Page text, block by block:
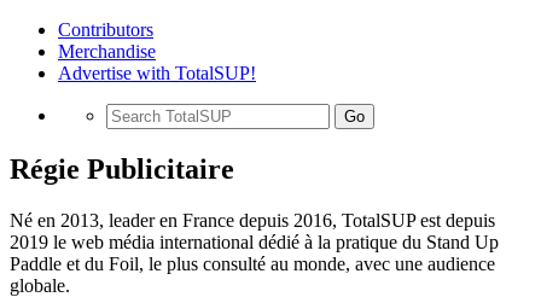
Contributors
Merchandise
Advertise with TotalSUP!
Go
Régie Publicitaire
Né en 2013, leader en France depuis 2016, TotalSUP est depuis
2019 le web média international dédié à la pratique du Stand Up
Paddle et du Foil, le plus consulté au monde, avec une audience
globale.